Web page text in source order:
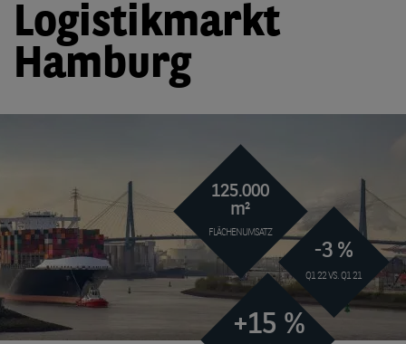
Logistikmarkt
Hamburg
125.000
m²
FLÄCHENUMSATZ
-3 %
Q1 22 VS. Q1 21
+15 %